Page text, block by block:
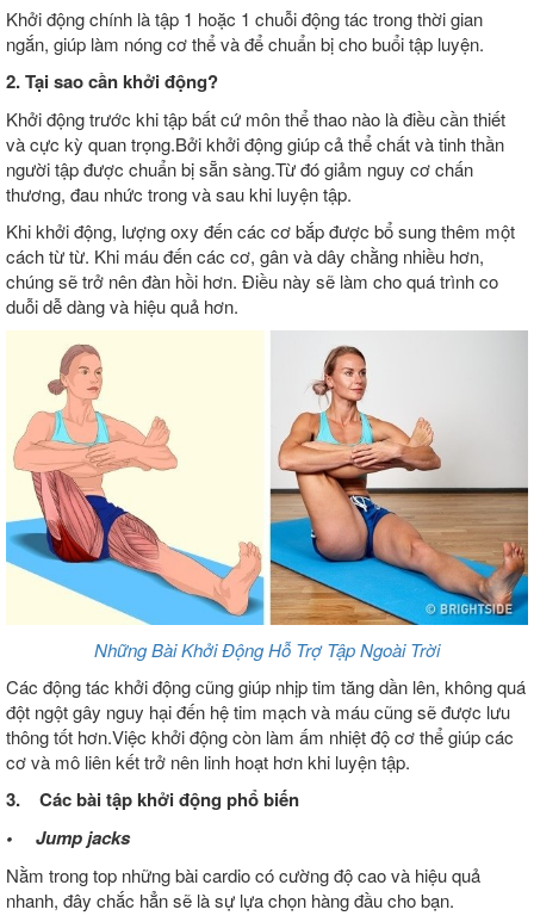
Khởi động chính là tập 1 hoặc 1 chuỗi động tác trong thời gian
ngắn, giúp làm nóng cơ thể và để chuẩn bị cho buổi tập luyện.
2. Tại sao cần khởi động?
Khởi động trước khi tập bất cứ môn thể thao nào là điều cần thiết
và cực kỳ quan trọng.Bởi khởi động giúp cả thể chất và tinh thần
người tập được chuẩn bị sẵn sàng.Từ đó giảm nguy cơ chấn
thương, đau nhức trong và sau khi luyện tập.
Khi khởi động, lượng oxy đến các cơ bắp được bổ sung thêm một
cách từ từ. Khi máu đến các cơ, gân và dây chằng nhiều hơn,
chúng sẽ trở nên đàn hồi hơn. Điều này sẽ làm cho quá trình co
duỗi dễ dàng và hiệu quả hơn.
Những Bài Khởi Động Hỗ Trợ Tập Ngoài Trời
Các động tác khởi động cũng giúp nhịp tim tăng dần lên, không quá
đột ngột gây nguy hại đến hệ tim mạch và máu cũng sẽ được lưu
thông tốt hơn.Việc khởi động còn làm ấm nhiệt độ cơ thể giúp các
cơ và mô liên kết trở nên linh hoạt hơn khi luyện tập.
3. Các bài tập khởi động phổ biến
• Jump jacks
Nằm trong top những bài cardio có cường độ cao và hiệu quả
nhanh, đây chắc hẳn sẽ là sự lựa chọn hàng đầu cho bạn.